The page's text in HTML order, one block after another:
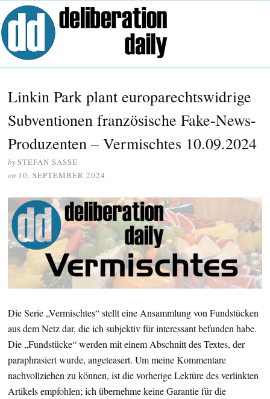
Linkin Park plant europarechtswidrige
Subventionen französische Fake-News-
Produzenten – Vermischtes 10.09.2024
bySTEFAN SASSE
on 10. SEPTEMBER 2024
Die Serie „Vermischtes“ stellt eine Ansammlung von Fundstücken
aus dem Netz dar, die ich subjektiv für interessant befunden habe.
Die „Fundstücke“ werden mit einem Abschnitt des Textes, der
paraphrasiert wurde, angeteasert. Um meine Kommentare
nachvollziehen zu können, ist die vorherige Lektüre des verlinkten
Artikels empfohlen; ich übernehme keine Garantie für die